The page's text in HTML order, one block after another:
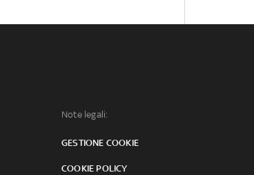
Note legali:
GESTIONE COOKIE
COOKIE POLICY